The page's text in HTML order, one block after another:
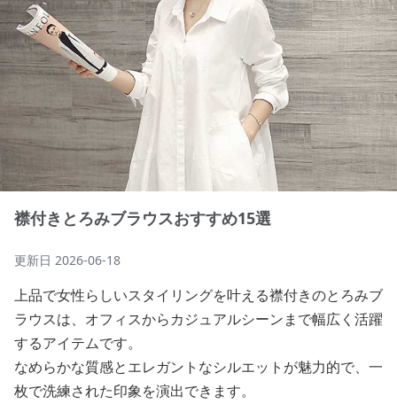
襟付きとろみブラウスおすすめ15選
更新日 2026-06-18
上品で女性らしいスタイリングを叶える襟付きのとろみブ
ラウスは、オフィスからカジュアルシーンまで幅広く活躍
するアイテムです。
なめらかな質感とエレガントなシルエットが魅力的で、一
枚で洗練された印象を演出できます。